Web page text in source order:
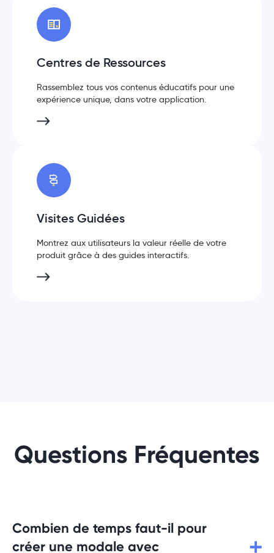
Centres de Ressources
Rassemblez tous vos contenus éducatifs pour une
expérience unique, dans votre application.
Visites Guidées
Montrez aux utilisateurs la valeur réelle de votre
produit grâce à des guides interactifs.
Questions Fréquentes
Combien de temps faut-il pour
créer une modale avec